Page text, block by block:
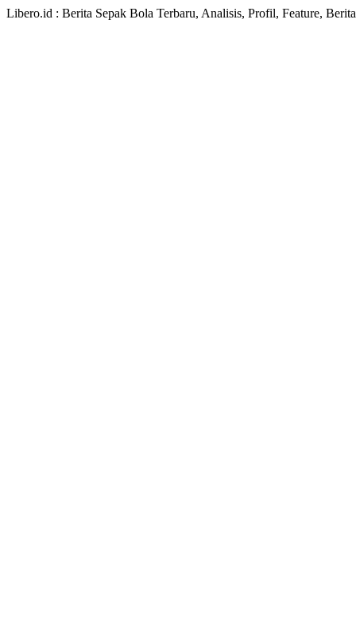
Libero.id : Berita Sepak Bola Terbaru, Analisis, Profil, Feature,